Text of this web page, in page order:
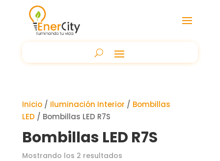
Inicio/ Iluminación Interior / Bombillas
LED / Bombillas LED R7S
Bombillas LED R7S
Mostrando los 2 resultados